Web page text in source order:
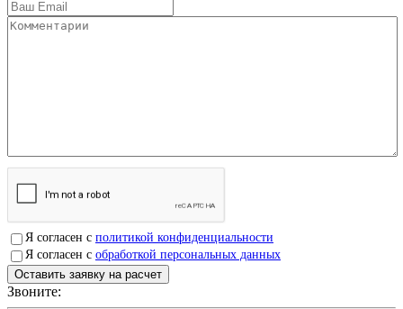
Я согласен с политикой конфиденциальности
Я согласен с обработкой персональных данных
Звоните: